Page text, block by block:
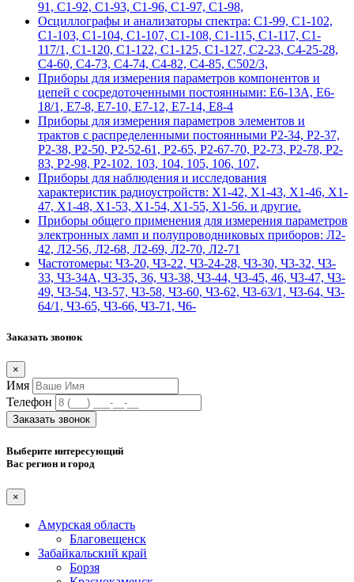
91, С1-92, С1-93, С1-96, С1-97, С1-98,
Осциллографы и анализаторы спектра: С1-99, С1-102,
С1-103, С1-104, С1-107, С1-108, С1-115, С1-117, С1-
117/1, С1-120, С1-122, С1-125, С1-127, С2-23, С4-25-28,
С4-60, С4-73, С4-74, С4-82, С4-85, С502/3,
Приборы для измерения параметров компонентов и
цепей с сосредоточенными постоянными: Е6-13А, Е6-
18/1, Е7-8, Е7-10, Е7-12, Е7-14, Е8-4
Приборы для измерения параметров элементов и
трактов с распределенными постоянными Р2-34, Р2-37,
Р2-38, Р2-50, Р2-52-61, Р2-65, Р2-67-70, Р2-73, Р2-78, Р2-
83, Р2-98, Р2-102. 103, 104, 105, 106, 107,
Приборы для наблюдения и исследования
характеристик радиоустройств: Х1-42, Х1-43, Х1-46, Х1-
47, Х1-48, Х1-53, Х1-54, Х1-55, Х1-56. и другие.
Приборы общего применения для измерения параметров
электронных ламп и полупроводниковых приборов: Л2-
42, Л2-56, Л2-68, Л2-69, Л2-70, Л2-71
Частотомеры: Ч3-20, Ч3-22, Ч3-24-28, Ч3-30, Ч3-32, Ч3-
33, Ч3-34А, Ч3-35, 36, Ч3-38, Ч3-44, Ч3-45, 46, Ч3-47, Ч3-
49, Ч3-54, Ч3-57, Ч3-58, Ч3-60, Ч3-62, Ч3-63/1, Ч3-64, Ч3-
64/1, Ч3-65, Ч3-66, Ч3-71, Ч6-
Заказать звонок
×
Имя
Телефон
Заказать звонок
Выберите интересующий
Вас регион и город
×
Амурская область
Благовещенск
Забайкальский край
Борзя